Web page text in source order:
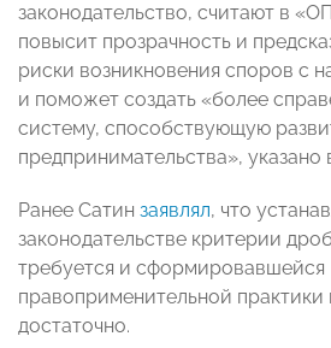
законодательство, считают в
повысит прозрачность и
риски возникновения споров с
и поможет создать «более
систему, способствующую
предпринимательства», указано
Ранее Сатин заявлял, что
законодательстве критерии
требуется и сформировавшейся
правоприменительной
достаточно.